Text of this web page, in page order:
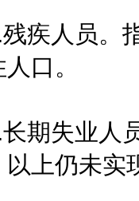
人员。指
口。
失业人员
以上仍未